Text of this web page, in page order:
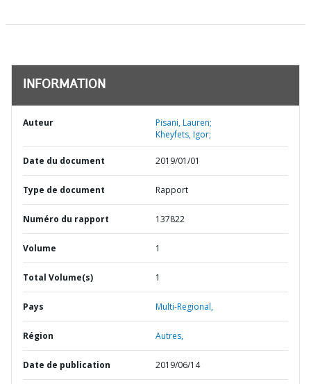
INFORMATION
Auteur
Pisani, Lauren;
Kheyfets, Igor;
Date du document 2019/01/01
Type de document Rapport
Numéro du rapport 137822
Volume 1
Total Volume(s) 1
Pays Multi-Regional,
Région Autres,
Date de publication 2019/06/14